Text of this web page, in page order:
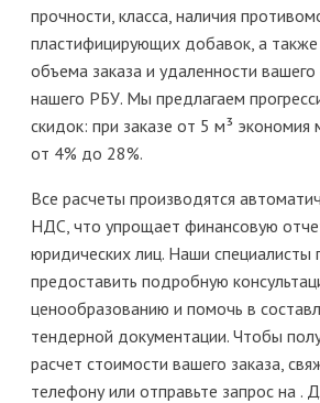
прочности, класса, наличия
пластифицирующих добавок, а
объема заказа и удаленности
нашего РБУ. Мы предлагаем
скидок: при заказе от 5 м³ экономия
от 4% до 28%.
Все расчеты производятся
НДС, что упрощает финансовую
юридических лиц. Наши специалисты
предоставить подробную
ценообразованию и помочь в
тендерной документации. Чтобы
расчет стоимости вашего заказа,
телефону или отправьте запрос на .